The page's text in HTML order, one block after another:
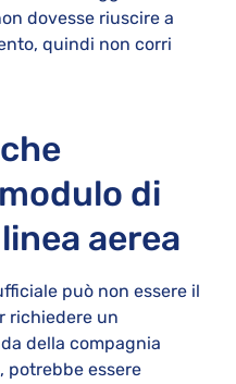
dovesse riuscire a
quindi non corri
di
aerea
può non essere il
richiedere un
della compagnia
potrebbe essere